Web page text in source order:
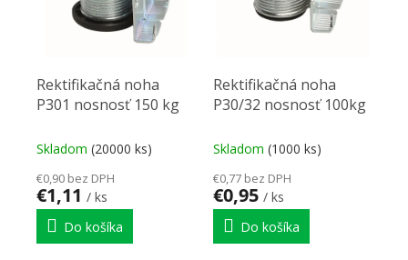
Rektifikačná noha
P301 nosnosť 150 kg
Skladom (20000 ks)
€0,90 bez DPH
€1,11 / ks
Do košíka
Rektifikačná noha
P30/32 nosnosť 100kg
Skladom (1000 ks)
€0,77 bez DPH
€0,95 / ks
Do košíka